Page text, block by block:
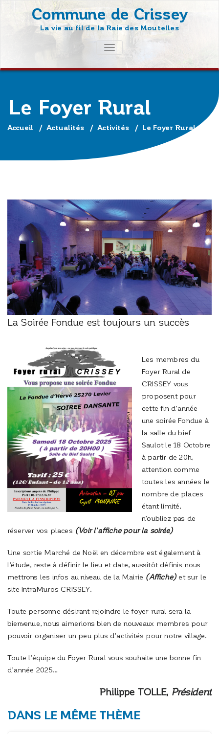
Commune de Crissey
La vie au fil de la Raie des Moutelles
AFFICHER/MASQUER
LA
NAVIGATION
Le Foyer Rural
Accueil / Actualités / Activités / Le Foyer Rural
La Soirée Fondue est toujours un succès
Les membres du
Foyer Rural de
CRISSEY vous
proposent pour
cette fin d’année
une soirée Fondue à
la salle du bief
Saulot le 18 Octobre
à partir de 20h,
attention comme
toutes les années le
nombre de places
étant limité,
n’oubliez pas de
réserver vos places (Voir l’affiche pour la soirée)
Une sortie Marché de Noël en décembre est également à
l’étude, reste à définir le lieu et date, aussitôt définis nous
mettrons les infos au niveau de la Mairie (Affiche) et sur le
site IntraMuros CRISSEY.
Toute personne désirant rejoindre le foyer rural sera la
bienvenue, nous aimerions bien de nouveaux membres pour
pouvoir organiser un peu plus d’activités pour notre village.
Toute l’équipe du Foyer Rural vous souhaite une bonne fin
d’année 2025…
Philippe TOLLE, Président
DANS LE MÊME THÈME